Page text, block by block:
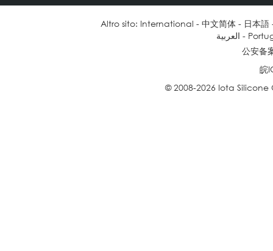
Altro sito: International - 中文简体- 日本語
العربية -
公安备
皖
© 2008-2026 Iota Silicone